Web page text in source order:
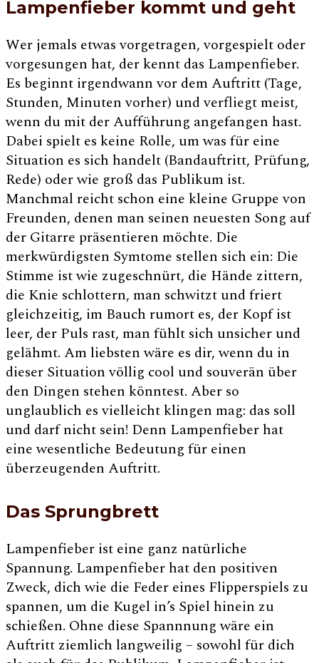
Lampenfieber kommt und geht
Wer jemals etwas vorgetragen, vorgespielt oder
vorgesungen hat, der kennt das Lampenfieber.
Es beginnt irgendwann vor dem Auftritt (Tage,
Stunden, Minuten vorher) und verfliegt meist,
wenn du mit der Aufführung angefangen hast.
Dabei spielt es keine Rolle, um was für eine
Situation es sich handelt (Bandauftritt, Prüfung,
Rede) oder wie groß das Publikum ist.
Manchmal reicht schon eine kleine Gruppe von
Freunden, denen man seinen neuesten Song auf
der Gitarre präsentieren möchte. Die
merkwürdigsten Symtome stellen sich ein: Die
Stimme ist wie zugeschnürt, die Hände zittern,
die Knie schlottern, man schwitzt und friert
gleichzeitig, im Bauch rumort es, der Kopf ist
leer, der Puls rast, man fühlt sich unsicher und
gelähmt. Am liebsten wäre es dir, wenn du in
dieser Situation völlig cool und souverän über
den Dingen stehen könntest. Aber so
unglaublich es vielleicht klingen mag: das soll
und darf nicht sein! Denn Lampenfieber hat
eine wesentliche Bedeutung für einen
überzeugenden Auftritt.
Das Sprungbrett
Lampenfieber ist eine ganz natürliche
Spannung. Lampenfieber hat den positiven
Zweck, dich wie die Feder eines Flipperspiels zu
spannen, um die Kugel in’s Spiel hinein zu
schießen. Ohne diese Spannnung wäre ein
Auftritt ziemlich langweilig – sowohl für dich